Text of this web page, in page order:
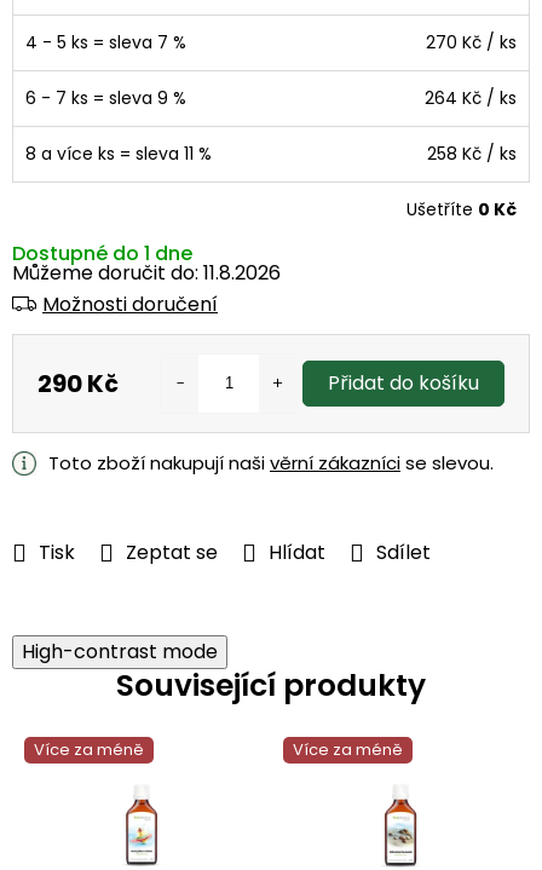
4 - 5 ks = sleva 7 % 270 Kč / ks
6 - 7 ks = sleva 9 % 264 Kč / ks
8 a více ks = sleva 11 % 258 Kč / ks
Ušetříte 0 Kč
Tisk Zeptat se Hlídat Sdílet
Můžeme doručit do: 11.8.2026
Možnosti doručení
Dostupné do 1 dne
290 Kč
cena:
Přidat do košíku
Toto zboží nakupují našivěrní zákaznícise slevou.
High-contrast mode
Související produkty
Více za méně Více za méně